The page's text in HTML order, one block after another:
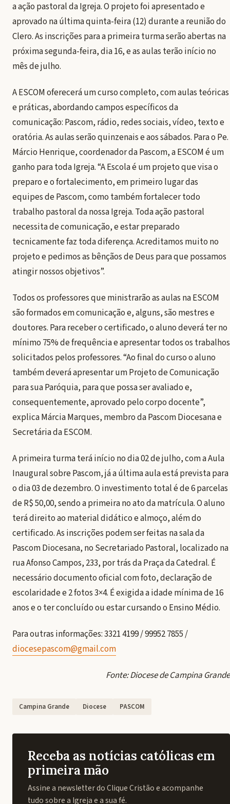
a ação pastoral da Igreja. O projeto foi apresentado e
aprovado na última quinta-feira (12) durante a reunião do
Clero. As inscrições para a primeira turma serão abertas na
próxima segunda-feira, dia 16, e as aulas terão início no
mês de julho.
A ESCOM oferecerá um curso completo, com aulas teóricas
e práticas, abordando campos específicos da
comunicação: Pascom, rádio, redes sociais, vídeo, texto e
oratória. As aulas serão quinzenais e aos sábados. Para o Pe.
Márcio Henrique, coordenador da Pascom, a ESCOM é um
ganho para toda Igreja. “A Escola é um projeto que visa o
preparo e o fortalecimento, em primeiro lugar das
equipes de Pascom, como também fortalecer todo
trabalho pastoral da nossa Igreja. Toda ação pastoral
necessita de comunicação, e estar preparado
tecnicamente faz toda diferença. Acreditamos muito no
projeto e pedimos as bênçãos de Deus para que possamos
atingir nossos objetivos”.
Todos os professores que ministrarão as aulas na ESCOM
são formados em comunicação e, alguns, são mestres e
doutores. Para receber o certificado, o aluno deverá ter no
mínimo 75% de frequência e apresentar todos os trabalhos
solicitados pelos professores. “Ao final do curso o aluno
também deverá apresentar um Projeto de Comunicação
para sua Paróquia, para que possa ser avaliado e,
consequentemente, aprovado pelo corpo docente”,
explica Márcia Marques, membro da Pascom Diocesana e
Secretária da ESCOM.
A primeira turma terá início no dia 02 de julho, com a Aula
Inaugural sobre Pascom, já a última aula está prevista para
o dia 03 de dezembro. O investimento total é de 6 parcelas
de R$ 50,00, sendo a primeira no ato da matrícula. O aluno
terá direito ao material didático e almoço, além do
certificado. As inscrições podem ser feitas na sala da
Pascom Diocesana, no Secretariado Pastoral, localizado na
rua Afonso Campos, 233, por trás da Praça da Catedral. É
necessário documento oficial com foto, declaração de
escolaridade e 2 fotos 3×4. É exigida a idade mínima de 16
anos e o ter concluído ou estar cursando o Ensino Médio.
Para outras informações: 3321 4199 / 99952 7855 /
diocesepascom@gmail.com
Fonte: Diocese de Campina Grande
Campina Grande Diocese PASCOM
Receba as notícias católicas em
primeira mão
Assine a newsletter do Clique Cristão e acompanhe
tudo sobre a Igreja e a sua fé.